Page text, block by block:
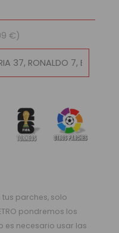
€)
tus parches, solo
pondremos los
es necesario usar las